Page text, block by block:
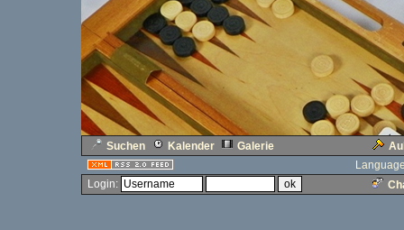
Suchen Kalender Galerie
Login: